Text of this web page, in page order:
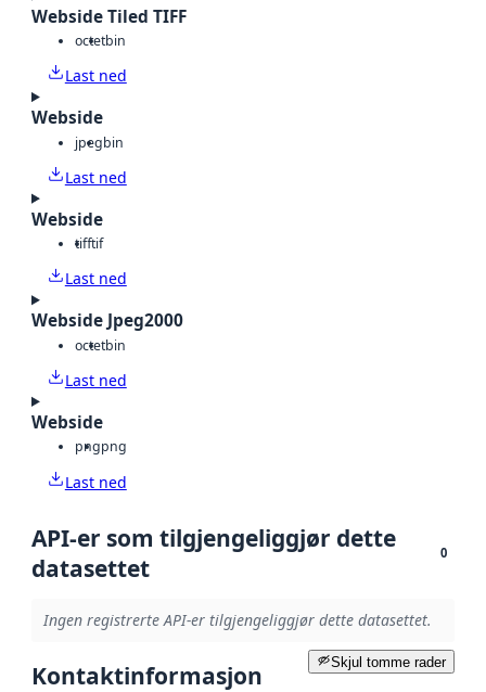
Webside Tiled TIFF
octetbin
Last ned
Webside
jpegbin
Last ned
Webside
tifftif
Last ned
Webside Jpeg2000
octetbin
Last ned
Webside
pngpng
Last ned
API-er som tilgjengeliggjør dette
datasettet
0
Ingen registrerte API-er tilgjengeliggjør dette datasettet.
Skjul tomme rader
Kontaktinformasjon